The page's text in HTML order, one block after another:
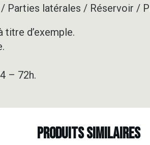
Parties latérales / Réservoir /
titre d’exemple.
– 72h.
Produits similaires